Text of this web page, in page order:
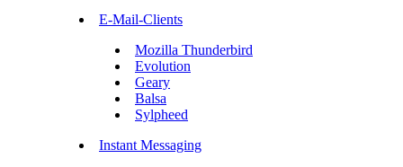
E-Mail-Clients
Mozilla Thunderbird
Evolution
Geary
Balsa
Sylpheed
Instant Messaging